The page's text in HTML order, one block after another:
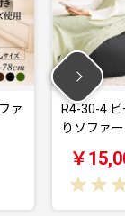
ション とんが